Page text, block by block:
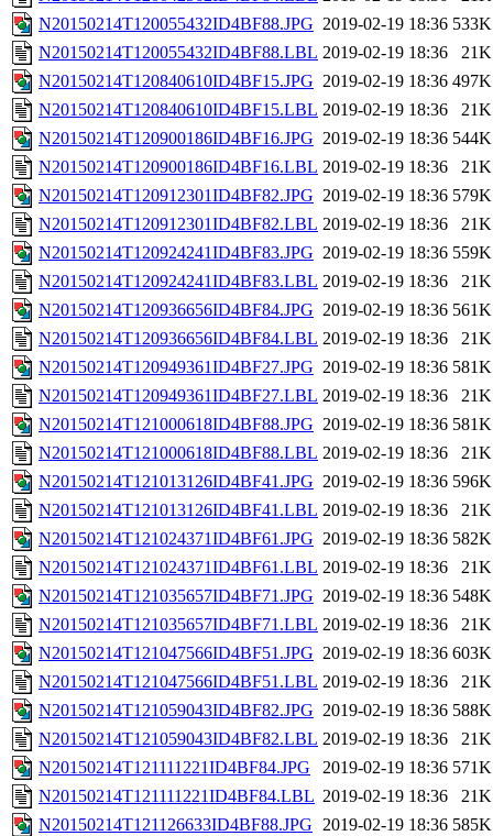
N20150214T120055432ID4BF88.JPG 2019-02-19 18:36 533K
N20150214T120055432ID4BF88.LBL 2019-02-19 18:36
21K
N20150214T120840610ID4BF15.JPG 2019-02-19 18:36 497K
N20150214T120840610ID4BF15.LBL 2019-02-19 18:36
21K
N20150214T120900186ID4BF16.JPG 2019-02-19 18:36 544K
N20150214T120900186ID4BF16.LBL 2019-02-19 18:36
21K
N20150214T120912301ID4BF82.JPG 2019-02-19 18:36 579K
N20150214T120912301ID4BF82.LBL 2019-02-19 18:36
21K
N20150214T120924241ID4BF83.JPG 2019-02-19 18:36 559K
N20150214T120924241ID4BF83.LBL 2019-02-19 18:36
21K
N20150214T120936656ID4BF84.JPG 2019-02-19 18:36 561K
N20150214T120936656ID4BF84.LBL 2019-02-19 18:36
21K
N20150214T120949361ID4BF27.JPG 2019-02-19 18:36 581K
N20150214T120949361ID4BF27.LBL 2019-02-19 18:36
21K
N20150214T121000618ID4BF88.JPG 2019-02-19 18:36 581K
N20150214T121000618ID4BF88.LBL 2019-02-19 18:36
21K
N20150214T121013126ID4BF41.JPG 2019-02-19 18:36 596K
N20150214T121013126ID4BF41.LBL 2019-02-19 18:36
21K
N20150214T121024371ID4BF61.JPG 2019-02-19 18:36 582K
N20150214T121024371ID4BF61.LBL 2019-02-19 18:36
21K
N20150214T121035657ID4BF71.JPG 2019-02-19 18:36 548K
N20150214T121035657ID4BF71.LBL 2019-02-19 18:36
21K
N20150214T121047566ID4BF51.JPG 2019-02-19 18:36 603K
N20150214T121047566ID4BF51.LBL 2019-02-19 18:36
21K
N20150214T121059043ID4BF82.JPG 2019-02-19 18:36 588K
N20150214T121059043ID4BF82.LBL 2019-02-19 18:36
21K
N20150214T121111221ID4BF84.JPG
2019-02-19 18:36 571K
N20150214T121111221ID4BF84.LBL 2019-02-19 18:36
21K
N20150214T121126633ID4BF88.JPG 2019-02-19 18:36 585K